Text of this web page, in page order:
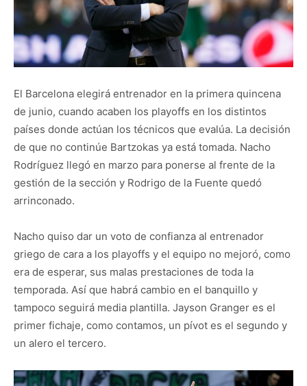
El Barcelona elegirá entrenador en la primera quincena
de junio, cuando acaben los playoffs en los distintos
países donde actúan los técnicos que evalúa. La decisión
de que no continúe Bartzokas ya está tomada. Nacho
Rodríguez llegó en marzo para ponerse al frente de la
gestión de la sección y Rodrigo de la Fuente quedó
arrinconado.
Nacho quiso dar un voto de confianza al entrenador
griego de cara a los playoffs y el equipo no mejoró, como
era de esperar, sus malas prestaciones de toda la
temporada. Así que habrá cambio en el banquillo y
tampoco seguirá media plantilla. Jayson Granger es el
primer fichaje, como contamos, un pívot es el segundo y
un alero el tercero.